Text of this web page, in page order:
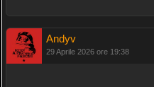
Andyv
29 Aprile 2026 ore 19:38